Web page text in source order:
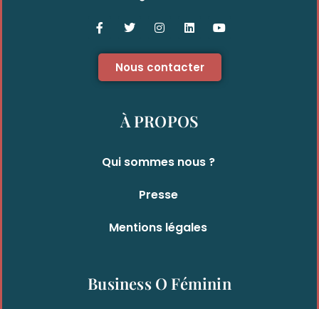
Nous contacter
À PROPOS
Qui sommes nous ?
Presse
Mentions légales
Business O Féminin